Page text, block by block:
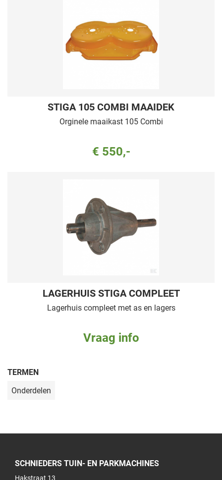
STIGA 105 COMBI MAAIDEK
Orginele maaikast 105 Combi
€ 550,-
LAGERHUIS STIGA COMPLEET
Lagerhuis compleet met as en lagers
Vraag info
TERMEN
Onderdelen
SCHNIEDERS TUIN- EN PARKMACHINES
Hakstraat 13